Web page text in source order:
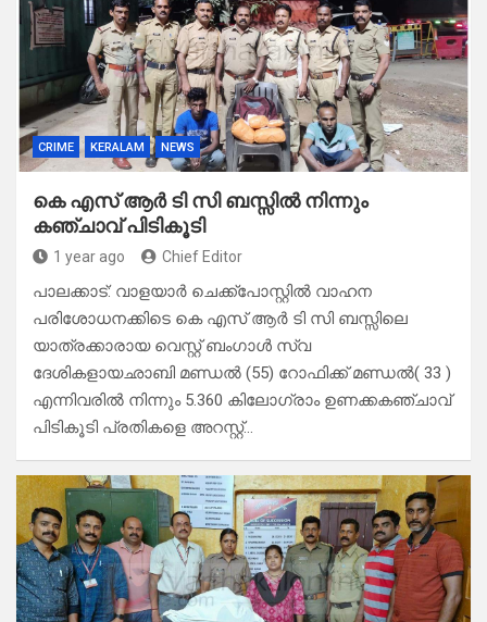
CRIME KERALAM NEWS
കെ എസ് ആർ ടി സി ബസ്സിൽ നിന്നും
കഞ്ചാവ് പിടികൂടി
1 year ago Chief Editor
പാലക്കാട്: വാളയാർ ചെക്ക്പോസ്റ്റിൽ വാഹന
പരിശോധനക്കിടെ കെ എസ് ആർ ടി സി ബസ്സിലെ
യാത്രക്കാരായ വെസ്റ്റ് ബംഗാൾ സ്വ
ദേശികളായഛാബി മണ്ഡൽ (55) റോഫിക്ക് മണ്ഡൽ( 33 )
എന്നിവരിൽ നിന്നും 5.360 കിലോഗ്രാം ഉണക്കകഞ്ചാവ്
പിടികൂടി പ്രതികളെ അറസ്റ്റ്…